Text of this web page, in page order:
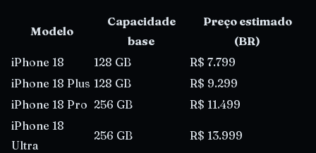
Modelo
Capacidade
base
Preço estimado
(BR)
iPhone 18
128 GB
R$ 7.799
iPhone 18 Plus 128 GB
R$ 9.299
iPhone 18 Pro 256 GB
R$ 11.499
iPhone 18
Ultra
256 GB R$ 13.999